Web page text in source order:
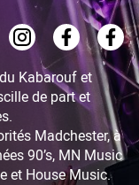
Kabarouf et
de part et
Madchester, à
90’s, MN Music
et House Music.